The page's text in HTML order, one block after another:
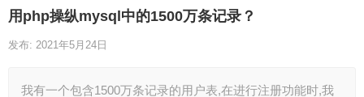
用php操纵mysql中的1500万条记录？
发布: 2021年5月24日
我有一个包含1500万条记录的用户表,在进行注册功能时,我